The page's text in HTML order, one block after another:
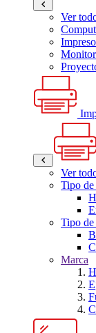
Ver
Ver
Tipo
Tipo de
Marca